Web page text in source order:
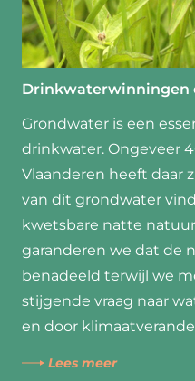
Drinkwaterwinningen
Grondwater is een
drinkwater. Ongeveer
Vlaanderen heeft daar
van dit grondwater
kwetsbare natte
garanderen we dat de
benadeeld terwijl we
stijgende vraag naar
en door
Lees meer